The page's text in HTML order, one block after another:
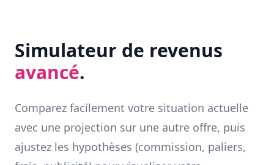
Simulateur de revenus
avancé.
Comparez facilement votre situation actuelle
avec une projection sur une autre offre, puis
ajustez les hypothèses (commission, paliers,